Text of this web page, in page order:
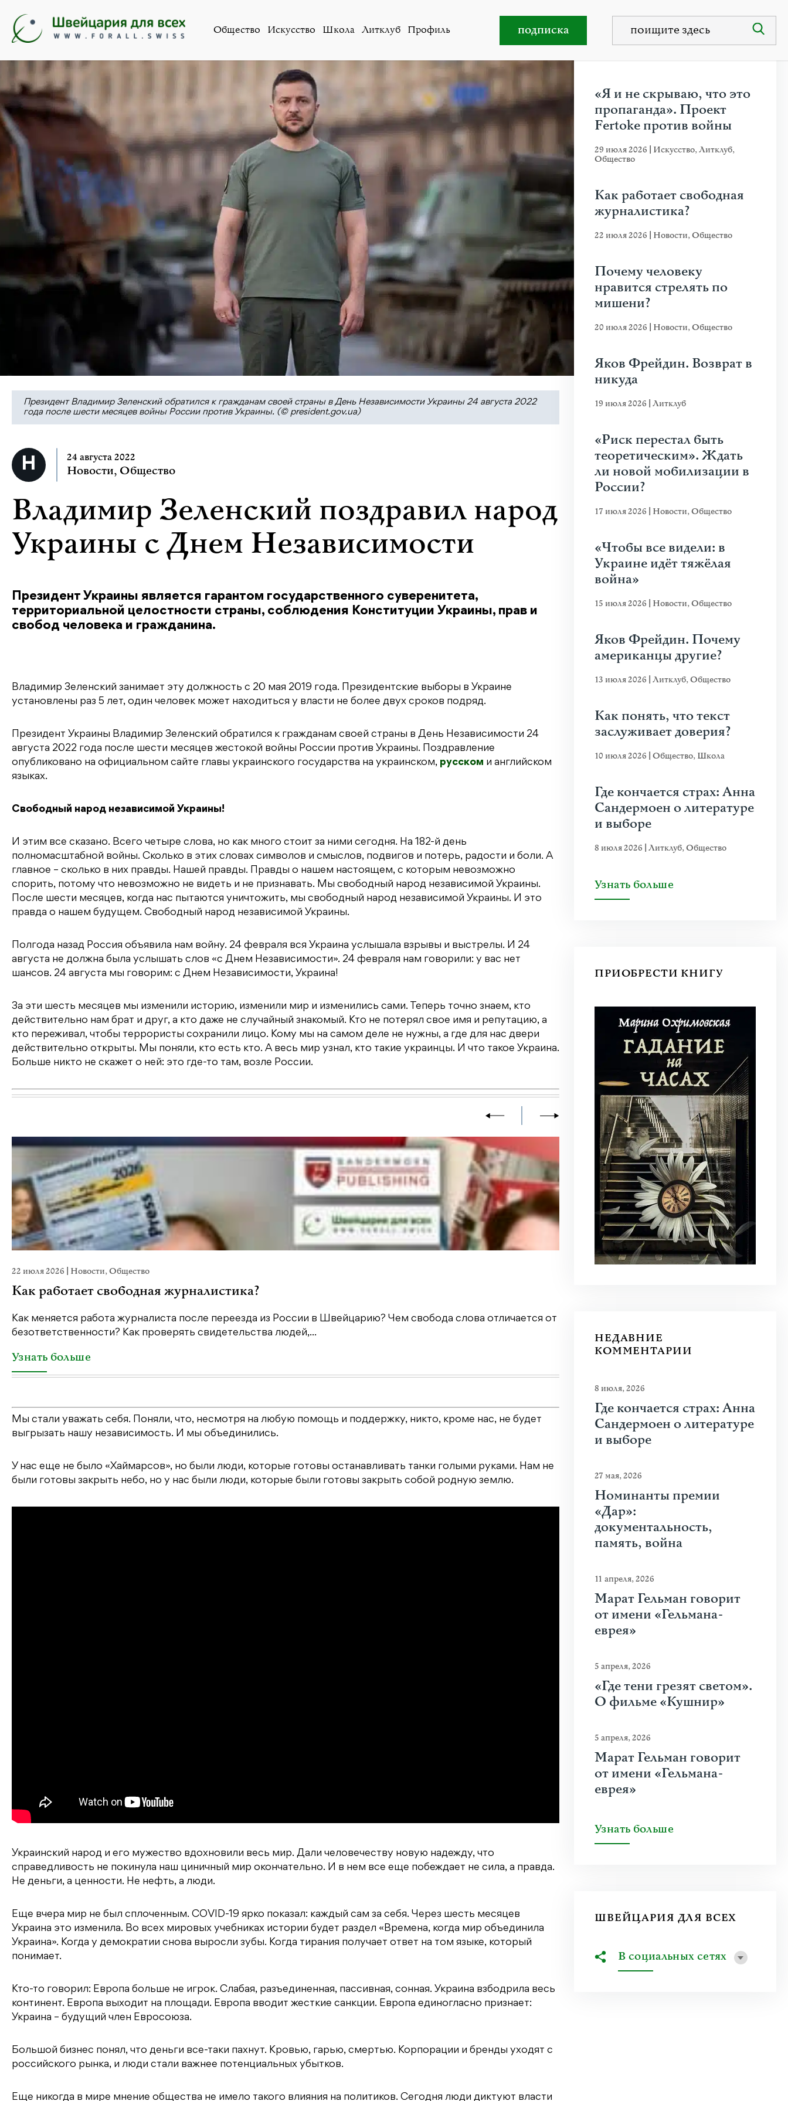
Общество Искусство Школа Литклуб Профиль подписка
Владимир Зеленский поздравил народ Украины c Днем Независимости
Президент Владимир Зеленский обратился к гражданам своей страны в День Независимости Украины 24 августа 2022
года после шести месяцев войны России против Украины. (© president.gov.ua)
24 августа 2022
Новости, Общество
Владимир Зеленский поздравил народ
Украины c Днем Независимости
Президент Украины является гарантом государственного суверенитета,
территориальной целостности страны, соблюдения Конституции Украины, прав и
свобод человека и гражданина.
Владимир Зеленский занимает эту должность с 20 мая 2019 года. Президентские выборы в Украине
установлены раз 5 лет, один человек может находиться у власти не более двух сроков подряд.
Президент Украины Владимир Зеленский обратился к гражданам своей страны в День Независимости 24
августа 2022 года после шести месяцев жестокой войны России против Украины. Поздравление
опубликовано на официальном сайте главы украинского государства на украинском, русском и английском
языках.
Свободный народ независимой Украины!
И этим все сказано. Всего четыре слова, но как много стоит за ними сегодня. На 182-й день
полномасштабной войны. Сколько в этих словах символов и смыслов, подвигов и потерь, радости и боли. А
главное – сколько в них правды. Нашей правды. Правды о нашем настоящем, с которым невозможно
спорить, потому что невозможно не видеть и не признавать. Мы свободный народ независимой Украины.
После шести месяцев, когда нас пытаются уничтожить, мы свободный народ независимой Украины. И это
правда о нашем будущем. Свободный народ независимой Украины.
Полгода назад Россия объявила нам войну. 24 февраля вся Украина услышала взрывы и выстрелы. И 24
августа не должна была услышать слов «с Днем Независимости». 24 февраля нам говорили: у вас нет
шансов. 24 августа мы говорим: с Днем Независимости, Украина!
За эти шесть месяцев мы изменили историю, изменили мир и изменились сами. Теперь точно знаем, кто
действительно нам брат и друг, а кто даже не случайный знакомый. Кто не потерял свое имя и репутацию, а
кто переживал, чтобы террористы сохранили лицо. Кому мы на самом деле не нужны, а где для нас двери
действительно открыты. Мы поняли, кто есть кто. А весь мир узнал, кто такие украинцы. И что такое Украина.
Больше никто не скажет о ней: это где-то там, возле России.
22 июля 2026 Новости,Общество
Как работает свободная журналистика?
Как меняется работа журналиста после переезда из России в Швейцарию? Чем свобода слова отличается от
безответственности? Как проверять свидетельства людей,...
Узнать больше
спорта, кино и социальных сетей? В чем...
Узнать больше
Мы стали уважать себя. Поняли, что, несмотря на любую помощь и поддержку, никто, кроме нас, не будет
выгрызать нашу независимость. И мы объединились.
У нас еще не было «Хаймарсов», но были люди, которые готовы останавливать танки голыми руками. Нам не
были готовы закрыть небо, но у нас были люди, которые были готовы закрыть собой родную землю.
Украинский народ и его мужество вдохновили весь мир. Дали человечеству новую надежду, что
справедливость не покинула наш циничный мир окончательно. И в нем все еще побеждает не сила, а правда.
Не деньги, а ценности. Не нефть, а люди.
Еще вчера мир не был сплоченным. COVID-19 ярко показал: каждый сам за себя. Через шесть месяцев
Украина это изменила. Во всех мировых учебниках истории будет раздел «Времена, когда мир объединила
Украина». Когда у демократии снова выросли зубы. Когда тирания получает ответ на том языке, который
понимает.
Кто-то говорил: Европа больше не игрок. Слабая, разъединенная, пассивная, сонная. Украина взбодрила весь
континент. Европа выходит на площади. Европа вводит жесткие санкции. Европа единогласно признает:
Украина – будущий член Евросоюза.
Большой бизнес понял, что деньги все-таки пахнут. Кровью, гарью, смертью. Корпорации и бренды уходят с
российского рынка, и люди стали важнее потенциальных убытков.
Еще никогда в мире мнение общества не имело такого влияния на политиков. Сегодня люди диктуют власти
«Я и не скрываю, что это
пропаганда». Проект
Fertoke против войны
29 июля 2026 Искусство,Литклуб,
Общество
Как работает свободная
журналистика?
22 июля 2026 Новости,Общество
Почему человеку
нравится стрелять по
мишени?
20 июля 2026 Новости,Общество
Яков Фрейдин. Возврат в
никуда
19 июля 2026 Литклуб
«Риск перестал быть
теоретическим». Ждать
ли новой мобилизации в
России?
17 июля 2026 Новости,Общество
«Чтобы все видели: в
Украине идёт тяжёлая
война»
15 июля 2026 Новости,Общество
Яков Фрейдин. Почему
американцы другие?
13 июля 2026 Литклуб,Общество
Как понять, что текст
заслуживает доверия?
10 июля 2026 Общество, Школа
Где кончается страх: Анна
Сандермоен о литературе
и выборе
8 июля 2026 Литклуб,Общество
Узнать больше
ПРИОБРЕСТИ КНИГУ
НЕДАВНИЕ
КОММЕНТАРИИ
8 июля, 2026
Где кончается страх: Анна
Сандермоен о литературе
и выборе
27 мая, 2026
Номинанты премии
«Дар»:
документальность,
память, война
11 апреля, 2026
Марат Гельман говорит
от имени «Гельмана-
еврея»
5 апреля, 2026
«Где тени грезят светом».
О фильме «Кушнир»
5 апреля, 2026
Марат Гельман говорит
от имени «Гельмана-
еврея»
Узнать больше
ШВЕЙЦАРИЯ ДЛЯ ВСЕХ
В социальных сетях